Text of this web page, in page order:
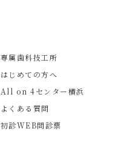
専属歯科技工所
はじめての方へ
All on 4センター横浜
よくある質問
初診WEB問診票